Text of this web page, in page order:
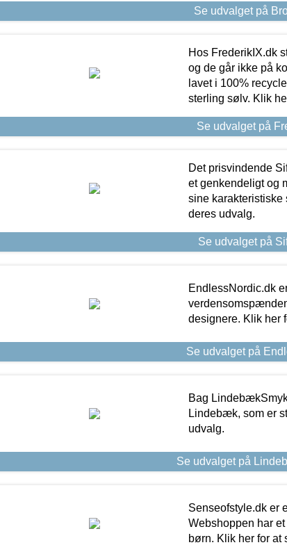
Se udvalget på
Hos FrederikIX.dk
og de går ikke på
lavet i 100%
sterling sølv. Klik
Se udvalget på
Det prisvindende
et genkendeligt og
sine karakteristiske
deres udvalg.
Se udvalget på
EndlessNordic.dk
designere. Klik her
Se udvalget på
Bag
Lindebæk, som er
udvalg.
Se udvalget på
Senseofstyle.dk er
Webshoppen har
børn. Klik her for at